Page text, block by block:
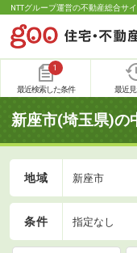
NTTグループ運営の不動産総合サ
1
最近検索した条件 最近
新座市(埼玉県)の
地域 新座市
条件 指定なし